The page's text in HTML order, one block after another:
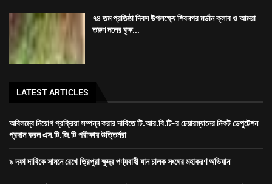
৯ দফা দাবিকে সামনে রেখে ত্রিপুরা ক্ষুদ্র পণ্যবাহী যান চালক সংঘের মহাকরণ অভিযান
৭৪ তম প্রতিষ্ঠা দিবস উপলক্ষ্যে শিবনগর মর্ডান ক্লাব ও আমরা তরুণ দলের বৃক্ষ রোপণ কর্মসূচি
Dev-GORILLA TECH SOLUTION
হোম ত্রিপুরা জেলা খেলা দেশ বিদেশ
বিনোদন
স্বাস্থ্য
ভিডিও আর্টিকেল About connect Bengali